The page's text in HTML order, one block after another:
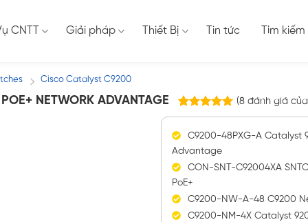
CNTT Giải pháp Thiết Bị Tin tức Tìm kiếm
/ Cisco Catalyst C9200
NETWORK ADVANTAGE
5.00trên
5 dựa trên
8
đánh giá
(8đánh giá
C9200-48PXG-A Catalyst
Advantage
CON-SNT-C92004XA
PoE+
C9200-NW-A-48 C9200
C9200-NM-4X Catalyst